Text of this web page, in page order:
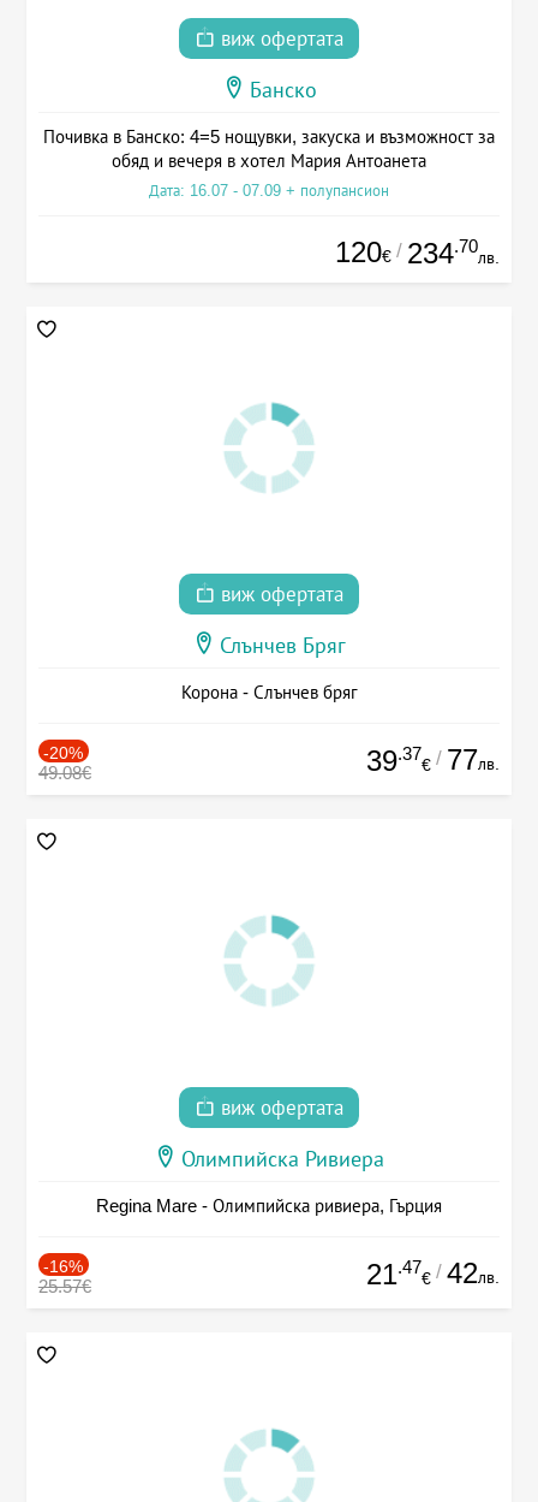
виж офертата
Банско
Почивка в Банско: 4=5 нощувки, закуска и възможност за
обяд и вечеря в хотел Мария Антоанета
Дата: 16.07 - 07.09 + полупансион
120€ / 234.70
лв.
виж офертата
Слънчев Бряг
Корона - Слънчев бряг
-20%
49.08€ 39.37
€ / 77лв.
виж офертата
Олимпийска Ривиера
Regina Mare - Олимпийска ривиера, Гърция
-16%
25.57€ 21.47
€ / 42лв.